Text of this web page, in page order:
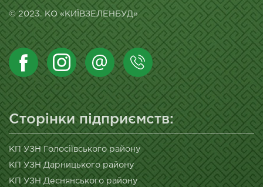
© 2023. КО «КИЇВЗЕЛЕНБУД»
Сторінки підприємств:
КП УЗН Голосіївського району
КП УЗН Дарницького району
КП УЗН Деснянського району